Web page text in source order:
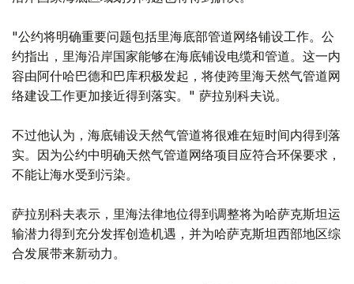
"公约将明确重要问题包括里海底部管道网络铺设工作。公
约指出，里海沿岸国家能够在海底铺设电缆和管道。这一内
容由阿什哈巴德和巴库积极发起，将使跨里海天然气管道网
络建设工作更加接近得到落实。" 萨拉别科夫说。
不过他认为，海底铺设天然气管道将很难在短时间内得到落
实。因为公约中明确天然气管道网络项目应符合环保要求，
不能让海水受到污染。
萨拉别科夫表示，里海法律地位得到调整将为哈萨克斯坦运
输潜力得到充分发挥创造机遇，并为哈萨克斯坦西部地区综
合发展带来新动力。